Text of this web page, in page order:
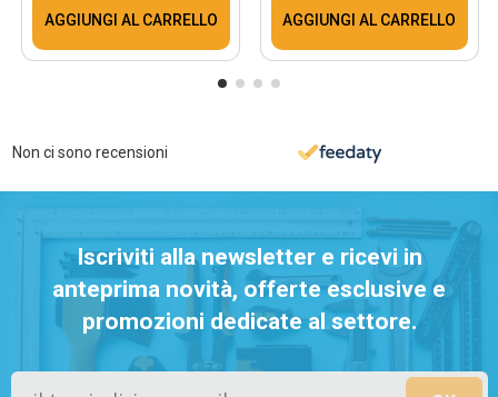
AGGIUNGI AL CARRELLO AGGIUNGI AL CARRELLO
Non ci sono recensioni
Iscriviti alla newsletter e ricevi in
anteprima novità, offerte esclusive e
promozioni dedicate al settore.